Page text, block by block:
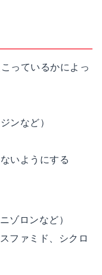
っているかによっ
ンなど）
いようにする
ゾロンなど）
ファミド、シクロ